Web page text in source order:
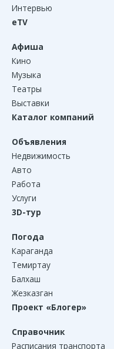
Интервью
eTV
Афиша
Кино
Музыка
Театры
Выставки
Каталог компаний
Объявления
Недвижимость
Авто
Работа
Услуги
3D-тур
Погода
Караганда
Темиртау
Балхаш
Жезказган
Проект «Блогер»
Справочник
Расписания транспорта